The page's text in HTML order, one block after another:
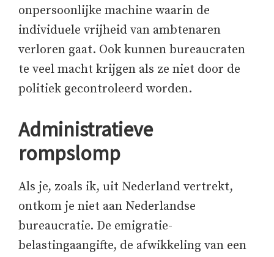
onpersoonlijke machine waarin de
individuele vrijheid van ambtenaren
verloren gaat. Ook kunnen bureaucraten
te veel macht krijgen als ze niet door de
politiek gecontroleerd worden.
Administratieve
rompslomp
Als je, zoals ik, uit Nederland vertrekt,
ontkom je niet aan Nederlandse
bureaucratie. De emigratie-
belastingaangifte, de afwikkeling van een